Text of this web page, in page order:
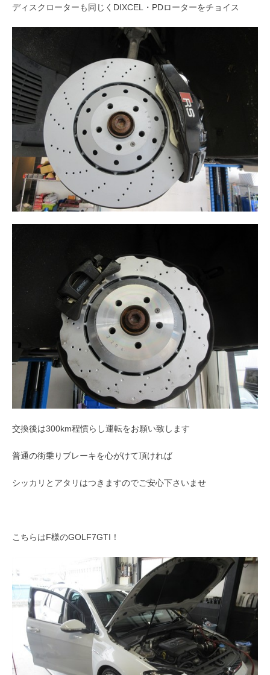
ディスクローターも同じくDIXCEL・PDローターをチョイス
交換後は300km程慣らし運転をお願い致します
普通の街乗りブレーキを心がけて頂ければ
シッカリとアタリはつきますのでご安心下さいませ
こちらはF様のGOLF7GTI！